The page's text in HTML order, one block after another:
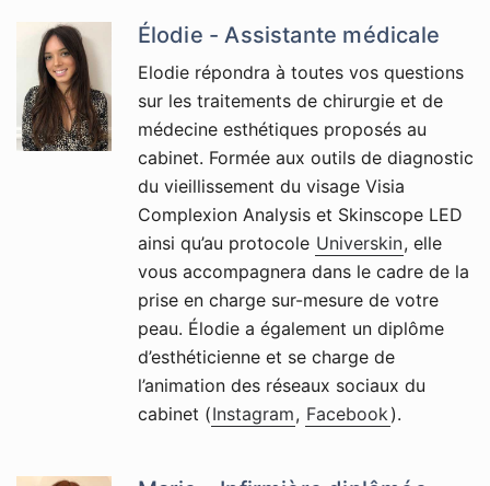
Élodie - Assistante médicale
Elodie répondra à toutes vos questions
sur les traitements de chirurgie et de
médecine esthétiques proposés au
cabinet. Formée aux outils de diagnostic
du vieillissement du visage Visia
Complexion Analysis et Skinscope LED
ainsi qu’au protocole Universkin, elle
vous accompagnera dans le cadre de la
prise en charge sur-mesure de votre
peau. Élodie a également un diplôme
d’esthéticienne et se charge de
l’animation des réseaux sociaux du
cabinet (Instagram, Facebook ).